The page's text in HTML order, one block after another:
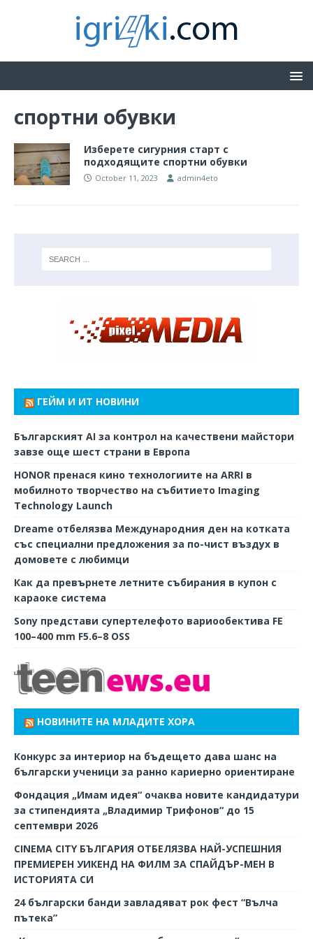
спортни обувки
Изберете сигурния старт с
подходящите спортни обувки
October 11, 2023 admin4eto
ГЕЙМ И ИТ НОВИНИ
Българският AI за контрол на качествени майстори
завзе още шест страни в Европа
HONOR пренася кино технологиите на ARRI в
мобилното творчество на събитието Imaging
Technology Launch
Dreame отбелязва Международния ден на котката
със специални предложения за по-чист въздух в
домовете с любимци
Как да превърнете летните събирания в купон с
караоке система
Sony представи супертелефото вариообектива FE
100–400 mm F5.6–8 OSS
НОВИНИТЕ НА МЛАДИТЕ ХОРА
Конкурс за интериор на бъдещето дава шанс на
български ученици за ранно кариерно ориентиране
Фондация „Имам идея“ очаква новите кандидатури
за стипендията „Владимир Трифонов“ до 15
септември 2026
CINEMA CITY БЪЛГАРИЯ ОТБЕЛЯЗВА НАЙ-УСПЕШНИЯ
ПРЕМИЕРЕН УИКЕНД НА ФИЛМ ЗА СПАЙДЪР-МЕН В
ИСТОРИЯТА СИ
24 български банди завладяват рок фест “Вълча
пътека”